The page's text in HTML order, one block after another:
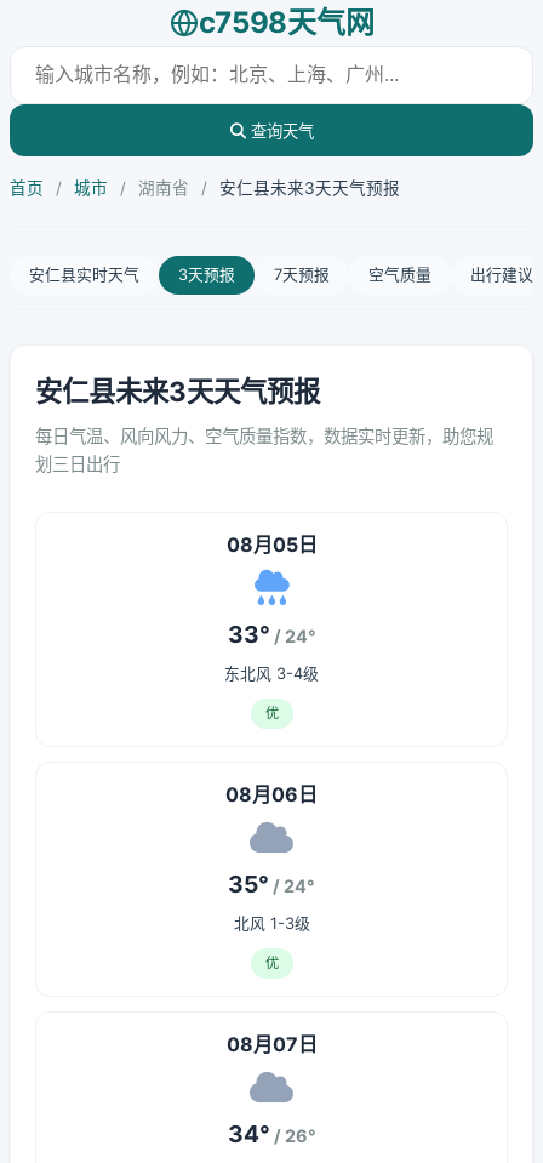
c7598天气网
查询天气
首页 / 城市 / 湖南省 / 安仁县未来3天天气预报
安仁县实时天气 3天预报 7天预报 空气质量 出行建议
安仁县未来3天天气预报
每日气温、风向风力、空气质量指数，数据实时更新，助您规
划三日出行
08月05日
33° / 24°
东北风 3-4级
优
08月06日
35° / 24°
北风 1-3级
优
08月07日
34° / 26°